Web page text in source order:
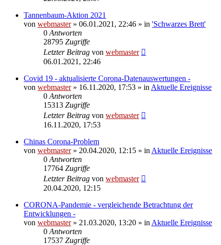
Tannenbaum-Aktion 2021
von webmaster» 06.01.2021, 22:46 » in 'Schwarzes Brett'
0 Antworten
28795 Zugriffe
Letzter Beitrag von webmaster
06.01.2021, 22:46
Covid 19 - aktualisierte Corona-Datenauswertungen -
von webmaster» 16.11.2020, 17:53 » in Aktuelle Ereignisse
0 Antworten
15313 Zugriffe
Letzter Beitrag von webmaster
16.11.2020, 17:53
Chinas Corona-Problem
von webmaster» 20.04.2020, 12:15 » in Aktuelle Ereignisse
0 Antworten
17764 Zugriffe
Letzter Beitrag von webmaster
20.04.2020, 12:15
CORONA-Pandemie - vergleichende Betrachtung der
Entwicklungen -
von webmaster» 21.03.2020, 13:20 » in Aktuelle Ereignisse
0 Antworten
17537 Zugriffe